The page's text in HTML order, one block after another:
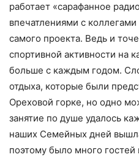
работает «сарафанное
впечатлениями с
самого проекта. Ведь и
спортивной активности на
больше с каждым годом.
отдыха, которые были
Ореховой горке, но одно
занятие по душе удалось
наших Семейных дней
поэтому было много